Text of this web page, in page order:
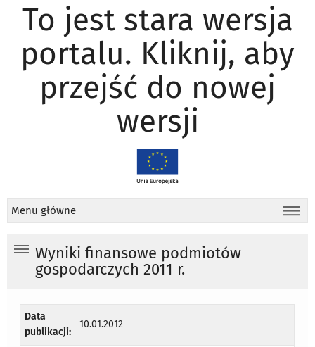
To jest stara wersja
portalu. Kliknij, aby
przejść do nowej
wersji
Menu główne
Wyniki finansowe podmiotów
gospodarczych 2011 r.
Data
publikacji:
10.01.2012